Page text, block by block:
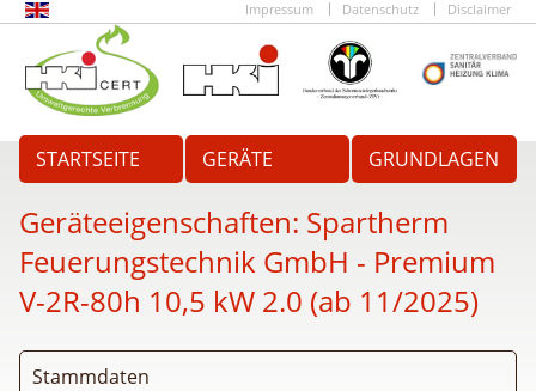
Impressum Datenschutz Disclaimer
STARTSEITE GERÄTE GRUNDLAGEN
Geräteeigenschaften: Spartherm
Feuerungstechnik GmbH - Premium
V-2R-80h 10,5 kW 2.0 (ab 11/2025)
Stammdaten